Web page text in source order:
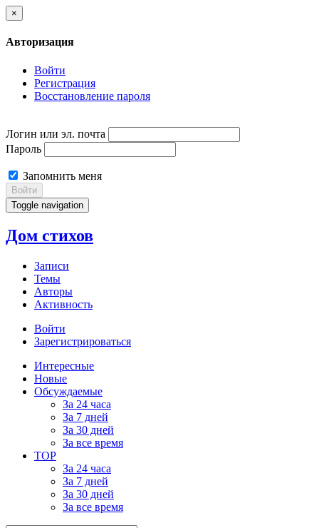
×
Авторизация
Войти
Регистрация
Восстановление пароля
Логин или эл. почта
Пароль
Запомнить меня
Войти
Toggle navigation
Дом стихов
Записи
Темы
Авторы
Активность
Войти
Зарегистрироваться
Интересные
Новые
Обсуждаемые
За 24 часа
За 7 дней
За 30 дней
За все время
TOP
За 24 часа
За 7 дней
За 30 дней
За все время